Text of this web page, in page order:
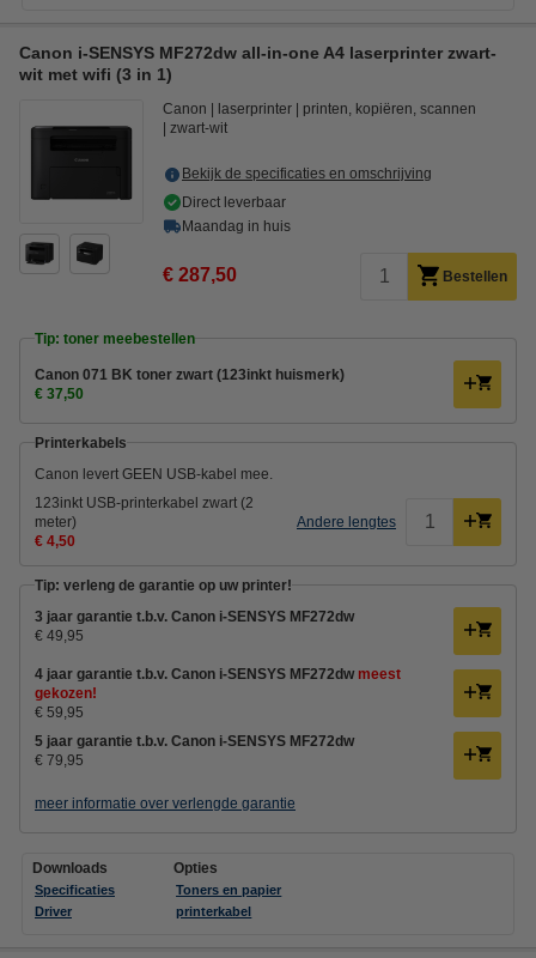
Canon i-SENSYS MF272dw all-in-one A4 laserprinter zwart-
wit met wifi (3 in 1)
Canon laserprinter
printen, kopiëren, scannen
zwart-wit
Bekijk de specificaties en omschrijving
Direct leverbaar
Maandag in huis
€ 287,50 Bestellen
Tip: toner meebestellen
Canon 071 BK toner zwart (123inkt huismerk)
€ 37,50
Printerkabels
Canon levert GEEN USB-kabel mee.
123inkt USB-printerkabel zwart (2
meter)
€ 4,50
Andere lengtes
Tip: verleng de garantie op uw printer!
3 jaar garantie t.b.v. Canon i-SENSYS MF272dw
€ 49,95
4 jaar garantie t.b.v. Canon i-SENSYS MF272dw meest
gekozen!
€ 59,95
5 jaar garantie t.b.v. Canon i-SENSYS MF272dw
€ 79,95
meer informatie over verlengde garantie
Downloads
Specificaties
Driver
Opties
Toners en papier
printerkabel